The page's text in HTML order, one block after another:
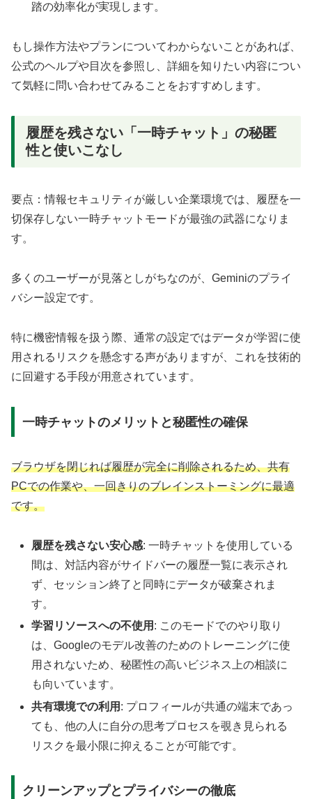
踏の効率化が実現します。
もし操作方法やプランについてわからないことがあれば、
公式のヘルプや目次を参照し、詳細を知りたい内容につい
て気軽に問い合わせてみることをおすすめします。
履歴を残さない「一時チャット」の秘匿
性と使いこなし
要点：情報セキュリティが厳しい企業環境では、履歴を一
切保存しない一時チャットモードが最強の武器になりま
す。
多くのユーザーが見落としがちなのが、Geminiのプライ
バシー設定です。
特に機密情報を扱う際、通常の設定ではデータが学習に使
用されるリスクを懸念する声がありますが、これを技術的
に回避する手段が用意されています。
一時チャットのメリットと秘匿性の確保
ブラウザを閉じれば履歴が完全に削除されるため、共有
PCでの作業や、一回きりのブレインストーミングに最適
です。
履歴を残さない安心感: 一時チャットを使用している
間は、対話内容がサイドバーの履歴一覧に表示され
ず、セッション終了と同時にデータが破棄されま
す。
学習リソースへの不使用 : このモードでのやり取り
は、Googleのモデル改善のためのトレーニングに使
用されないため、秘匿性の高いビジネス上の相談に
も向いています。
共有環境での利用 : プロフィールが共通の端末であっ
ても、他の人に自分の思考プロセスを覗き見られる
リスクを最小限に抑えることが可能です。
クリーンアップとプライバシーの徹底